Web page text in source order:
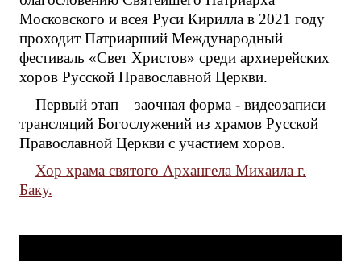
Московского и всея Руси Кирилла в 2021 году
проходит Патриарший Международный
фестиваль «Свет Христов» среди архиерейских
хоров Русской Православной Церкви.
Первый этап – заочная форма - видеозаписи
трансляций Богослужений из храмов Русской
Православной Церкви с участием хоров.
Хор храма святого Архангела Михаила г.
Баку.